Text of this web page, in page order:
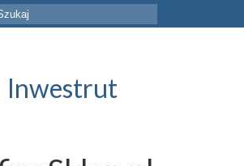
Inwestrut